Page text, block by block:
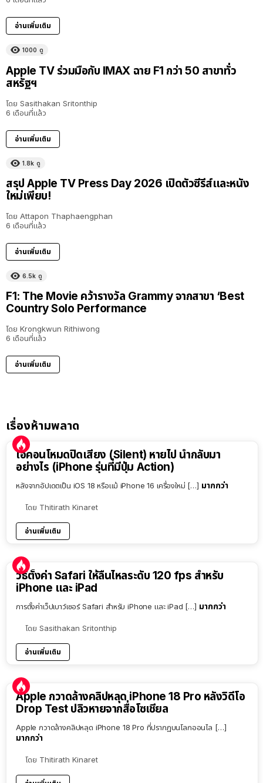
อ่านเพิ่มเติม
1000 ดู
Apple TV ร่วมมือกับ IMAX ฉาย F1 กว่า 50 สาขาทั่ว
สหรัฐฯ
โดย Sasithakan Sritonthip
6 เดือนที่แล้ว
อ่านเพิ่มเติม
1.8k ดู
สรุป Apple TV Press Day 2026 เปิดตัวซีรีส์และหนัง
ใหม่เพียบ!
โดย Attapon Thaphaengphan
6 เดือนที่แล้ว
อ่านเพิ่มเติม
6.5k ดู
F1: The Movie คว้ารางวัล Grammy จากสาขา ‘Best
Country Solo Performance
โดย Krongkwun Rithiwong
6 เดือนที่แล้ว
อ่านเพิ่มเติม
เรื่องห้ามพลาด
ไอคอนโหมดปิดเสียง (Silent) หายไป นำกลับมา
อย่างไร (iPhone รุ่นที่มีปุ่ม Action)
หลังจากอัปเดตเป็น iOS 18 หรือแม้ iPhone 16 เครื่องใหม่ […] มากกว่า
โดย Thitirath Kinaret
อ่านเพิ่มเติม
วิธีตั้งค่า Safari ให้ลื่นไหลระดับ 120 fps สำหรับ
iPhone และ iPad
การตั้งค่าเว็ปเบาว์เซอร์ Safari สำหรับ iPhone และ iPad […] มากกว่า
โดย Sasithakan Sritonthip
อ่านเพิ่มเติม
Apple กวาดล้างคลิปหลุด iPhone 18 Pro หลังวิดีโอ
Drop Test ปลิวหายจากสื่อโซเชียล
Apple กวาดล้างคลิปหลุด iPhone 18 Pro ที่ปรากฏบนโลกออนไล […]
มากกว่า
โดย Thitirath Kinaret